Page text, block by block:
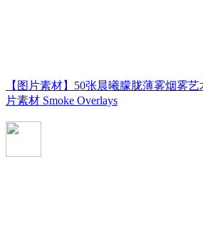
【图片素材】50张晨曦朦胧薄雾烟雾
片素材 Smoke Overlays